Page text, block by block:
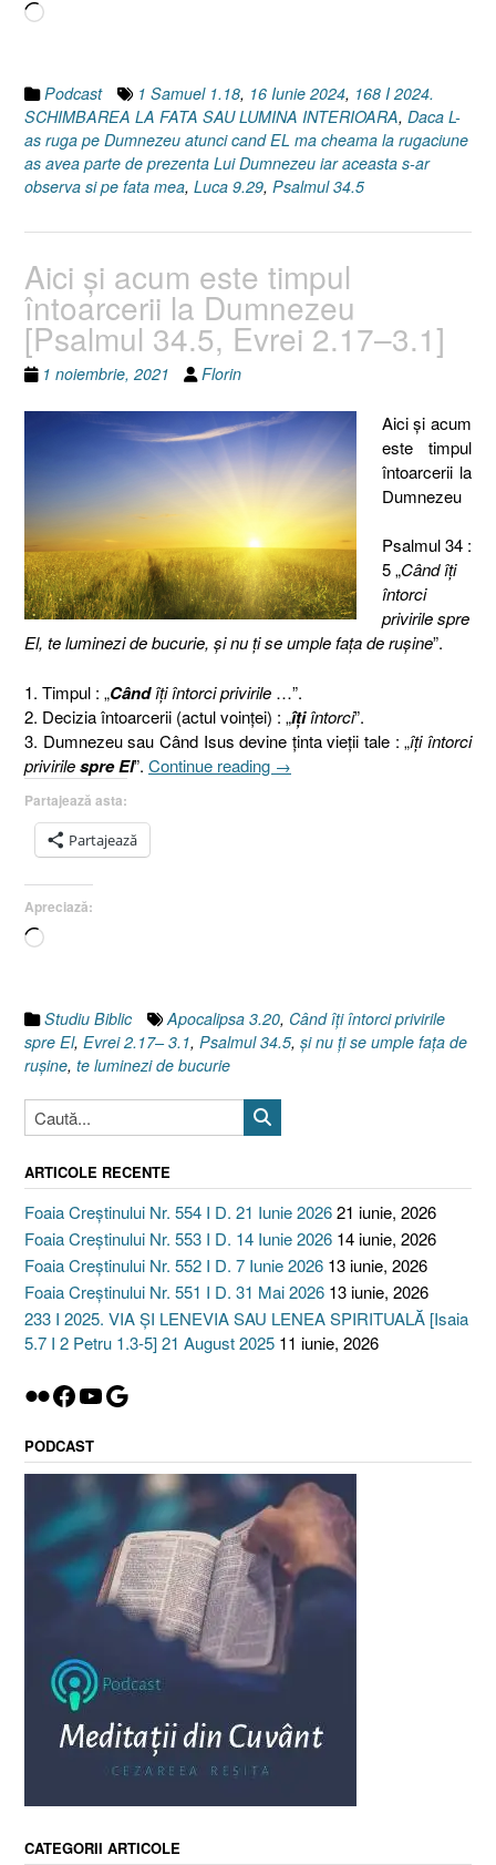
2024”
Încarc...
Podcast 1 Samuel 1.18, 16 Iunie 2024, 168 I 2024.
SCHIMBAREA LA FATA SAU LUMINA INTERIOARA, Daca L-
as ruga pe Dumnezeu atunci cand EL ma cheama la rugaciune
as avea parte de prezenta Lui Dumnezeu iar aceasta s-ar
observa si pe fata mea, Luca 9.29, Psalmul 34.5
Aici şi acum este timpul
întoarcerii la Dumnezeu
[Psalmul 34.5, Evrei 2.17–3.1]
1 noiembrie, 2021 Florin
Aici şi acum
este timpul
întoarcerii la
Dumnezeu
Psalmul 34 :
5 „Când îţi
întorci
privirile spre
El, te luminezi de bucurie, şi nu ţi se umple faţa de ruşine”.
1. Timpul : „Cândîţi întorci privirile …”.
2. Decizia întoarcerii (actul voinţei) : „îţiîntorci”.
3. Dumnezeu sau Când Isus devine ţinta vieţii tale : „îţi întorci
privirilespre El”. Continue reading „Aici
Evrei
2.17–
3.1]”
→
Partajează asta:
Partajează
Apreciază:
Încarc...
Studiu Biblic Apocalipsa 3.20, Când îţi întorci privirile
spre El, Evrei 2.17– 3.1, Psalmul 34.5, şi nu ţi se umple faţa de
ruşine, te luminezi de bucurie
ARTICOLE RECENTE
Foaia Creștinului Nr. 554 I D. 21 Iunie 202621 iunie, 2026
Foaia Creștinului Nr. 553 I D. 14 Iunie 2026 14 iunie, 2026
Foaia Creștinului Nr. 552 I D. 7 Iunie 2026 13 iunie, 2026
Foaia Creștinului Nr. 551 I D. 31 Mai 2026 13 iunie, 2026
233 I 2025. VIA ȘI LENEVIA SAU LENEA SPIRITUALĂ [Isaia
5.7 I 2 Petru 1.3-5] 21 August 2025 11 iunie, 2026
Flickr
Facebook
YouTube
Google
PODCAST
CATEGORII ARTICOLE